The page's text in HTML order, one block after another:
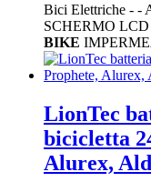
Bici Elettriche - -
SCHERMO
BIKE
LionTec
bicicletta
Alurex,